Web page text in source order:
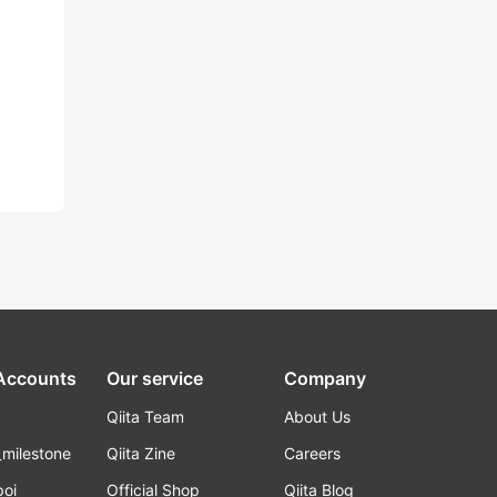
Our service
Qiita Team
Qiita Zine
Official Shop
Company
About Us
Careers
Qiita Blog